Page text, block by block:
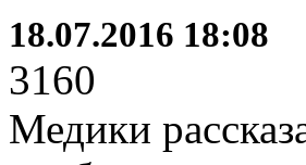
18.07.2016 18:08
3160
Медики